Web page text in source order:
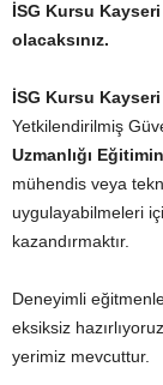
İSG Kursu Kayseri
olacaksınız.
İSG Kursu Kayseri
Yetkilendirilmiş
Uzmanlığı
mühendis veya
uygulayabilmeleri
kazandırmaktır.
Deneyimli
eksiksiz
yerimiz mevcuttur.